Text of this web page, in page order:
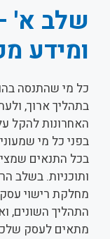
שלב א'
ומידע
כל מי שהתנסה
בתהליך ארוך,
האחרונות להקל
בפני כל מי
בכל התנאים
ותוכניות. בשלב
מחלקת רישוי
התהליך השונים,
מתאים לעסק